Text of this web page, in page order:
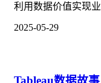
利用数据价值实现业
2025-05-29